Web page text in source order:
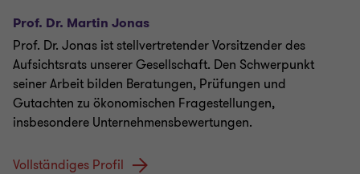
Prof. Dr. Martin Jonas
Prof. Dr. Jonas ist stellvertretender Vorsitzender des
Aufsichtsrats unserer Gesellschaft. Den Schwerpunkt
seiner Arbeit bilden Beratungen, Prüfungen und
Gutachten zu ökonomischen Fragestellungen,
insbesondere Unternehmensbewertungen.
Vollständiges Profil